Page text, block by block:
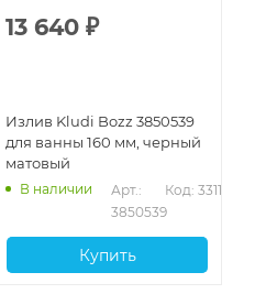
13 640 ₽
Излив Kludi Bozz 3850539
для ванны 160 мм, черный
матовый
В наличии
Арт.:
3850539
Код: 33116
Купить